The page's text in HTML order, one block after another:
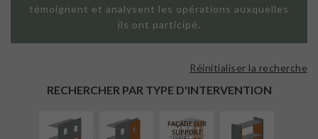
témoignent et analysent les opérations auxquelles
ils ont participé.
RECHERCHER PAR TYPE D'INTERVENTION
Réinitialiser la recherche
EXTÉRIEURE
FAÇADE SUR
SUPPORT
ISOLATION
INTÉRIEURE